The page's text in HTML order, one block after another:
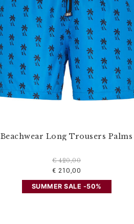
Beachwear Long Trousers Palms
€ 420,00
€ 210,00
SUMMER SALE -50%